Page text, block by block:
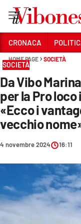
Sezioni
CRONACA
POLITICA
SANITÀ
AMBIENTE
SOCIETÀ
CULTURA
ECONOMIA E LAVORO
CRONACA
HOME PAGE SOCIETÀ
SOCIETÀ
Da Vibo
per la Pro
«Ecco i
vecchio
4 novembre 2024 16:11